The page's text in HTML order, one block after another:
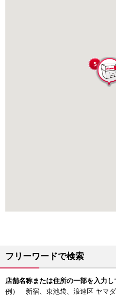
フリーワードで検索
店舗名称または住所の一部を入力し
例） 新宿、東池袋、浪速区 ヤマダ